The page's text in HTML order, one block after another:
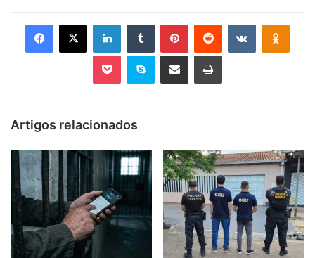
Facebook
X LinkedinTumblr PinterestReddit VK OK
Pocket Skype Compartilhar via e-mail Imprimir
Artigos relacionados